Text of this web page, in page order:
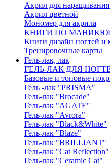
Акрил для наращивания
Акрил цветной
Мономер для акрила
КНИГИ ПО
Книги дизайн ногтей и
Тренировочные карты
Гель-лак, лак
ГЕЛЬ-ЛАК ДЛЯ
Базовые и топовые
Гель -лак "PRISMA"
Гель-лак "Brocade"
Гель-лак "AGATE"
Гель-лак "Avrora"
Гель-лак "Black&White"
Гель-лак "Blaze"
Гель-лак "BRILLIANT"
Гель-лак "Cat Reflection"
Гель-лак "Ceramic Cat"